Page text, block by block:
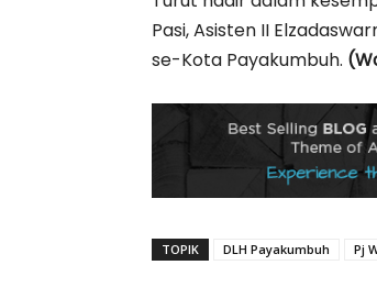
Pasi, Asisten II
se-Kota Payakumbuh.
TOPIK DLH Payakumbuh Pj